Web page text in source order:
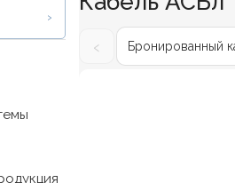
›
‹ Бронированный